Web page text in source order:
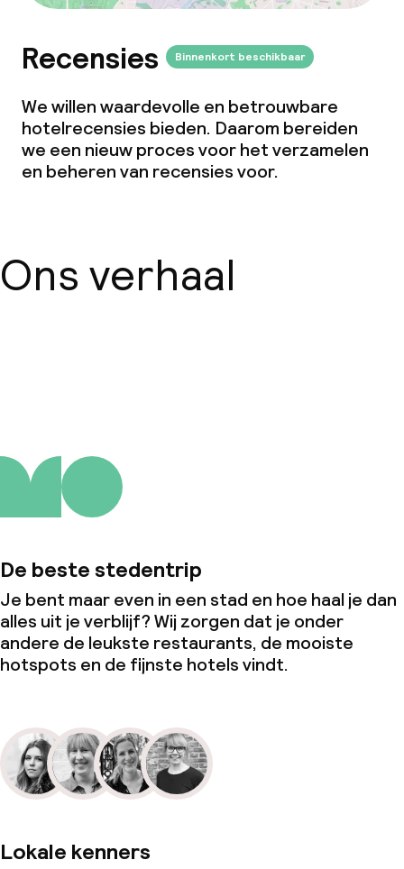
Recensies Binnenkort beschikbaar
We willen waardevolle en betrouwbare
hotelrecensies bieden. Daarom bereiden
we een nieuw proces voor het verzamelen
en beheren van recensies voor.
Ons verhaal
De beste stedentrip
Je bent maar even in een stad en hoe haal je dan
alles uit je verblijf? Wij zorgen dat je onder
andere de leukste restaurants, de mooiste
hotspots en de fijnste hotels vindt.
Lokale kenners